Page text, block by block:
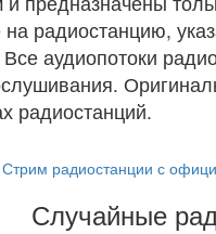
на радиостанцию,
аудиопотоки
радиостанций.
Стрим радиостанции с
Случайные